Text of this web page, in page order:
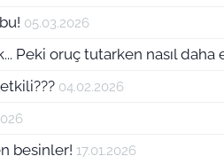
05.03.2026
Peki oruç tutarken nasıl daha
04.02.2026
besinler! 17.01.2026